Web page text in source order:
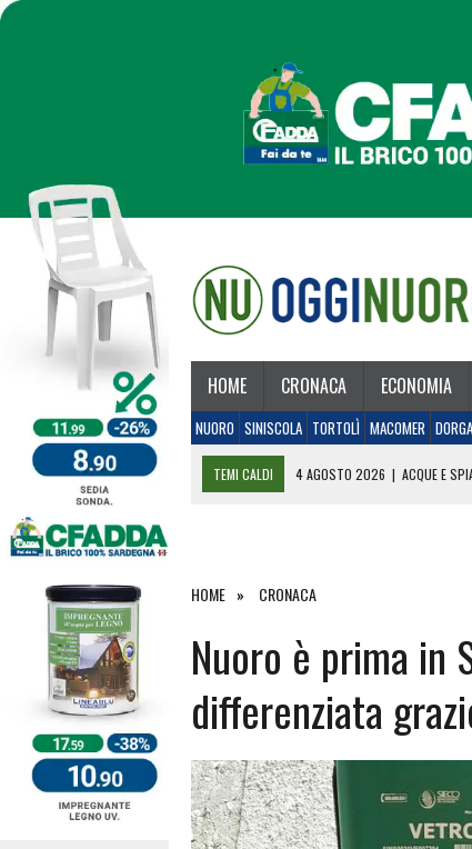
HOME CRONACA ECONOMIA
NUORO SINISCOLA TORTOLÌ MACOMER
TEMI CALDI 4 AGOSTO 2026 | ACQUE E
26 LUGLIO 2026
|
HOME CRONACA
Nuoro è prima in
differenziata